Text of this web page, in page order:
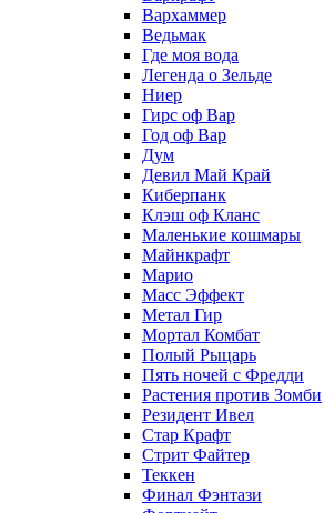
Вархаммер
Ведьмак
Где моя вода
Легенда о Зельде
Ниер
Гирс оф Вар
Год оф Вар
Дум
Девил Май Край
Киберпанк
Клэш оф Кланс
Маленькие кошмары
Майнкрафт
Марио
Масс Эффект
Метал Гир
Мортал Комбат
Полый Рыцарь
Пять ночей с Фредди
Растения против Зомби
Резидент Ивел
Стар Крафт
Стрит Файтер
Теккен
Финал Фэнтази